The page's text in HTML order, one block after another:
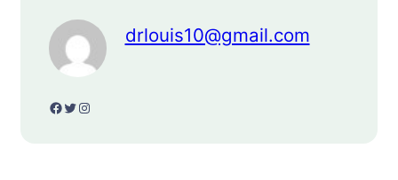
drlouis10@gmail.com
Facebook Twitter Instagram